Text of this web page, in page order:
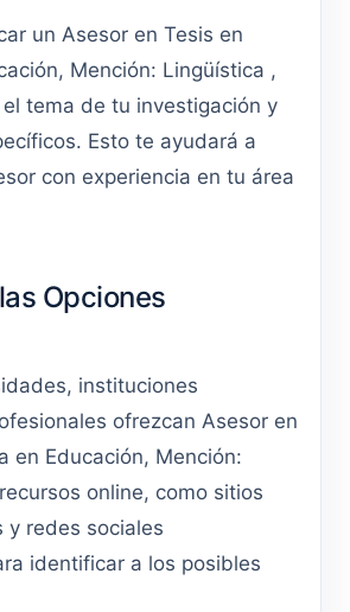
un Asesor en Tesis en
Mención: Lingüística ,
tema de tu investigación y
Esto te ayudará a
con experiencia en tu área
Opciones
instituciones
ofrezcan Asesor en
en Educación, Mención:
online, como sitios
y redes sociales
identificar a los posibles